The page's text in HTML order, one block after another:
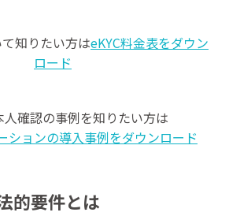
知りたい方はeKYC料金表をダウン
ロード
人確認の事例を知りたい方は
ションの導入事例をダウンロード
的要件とは